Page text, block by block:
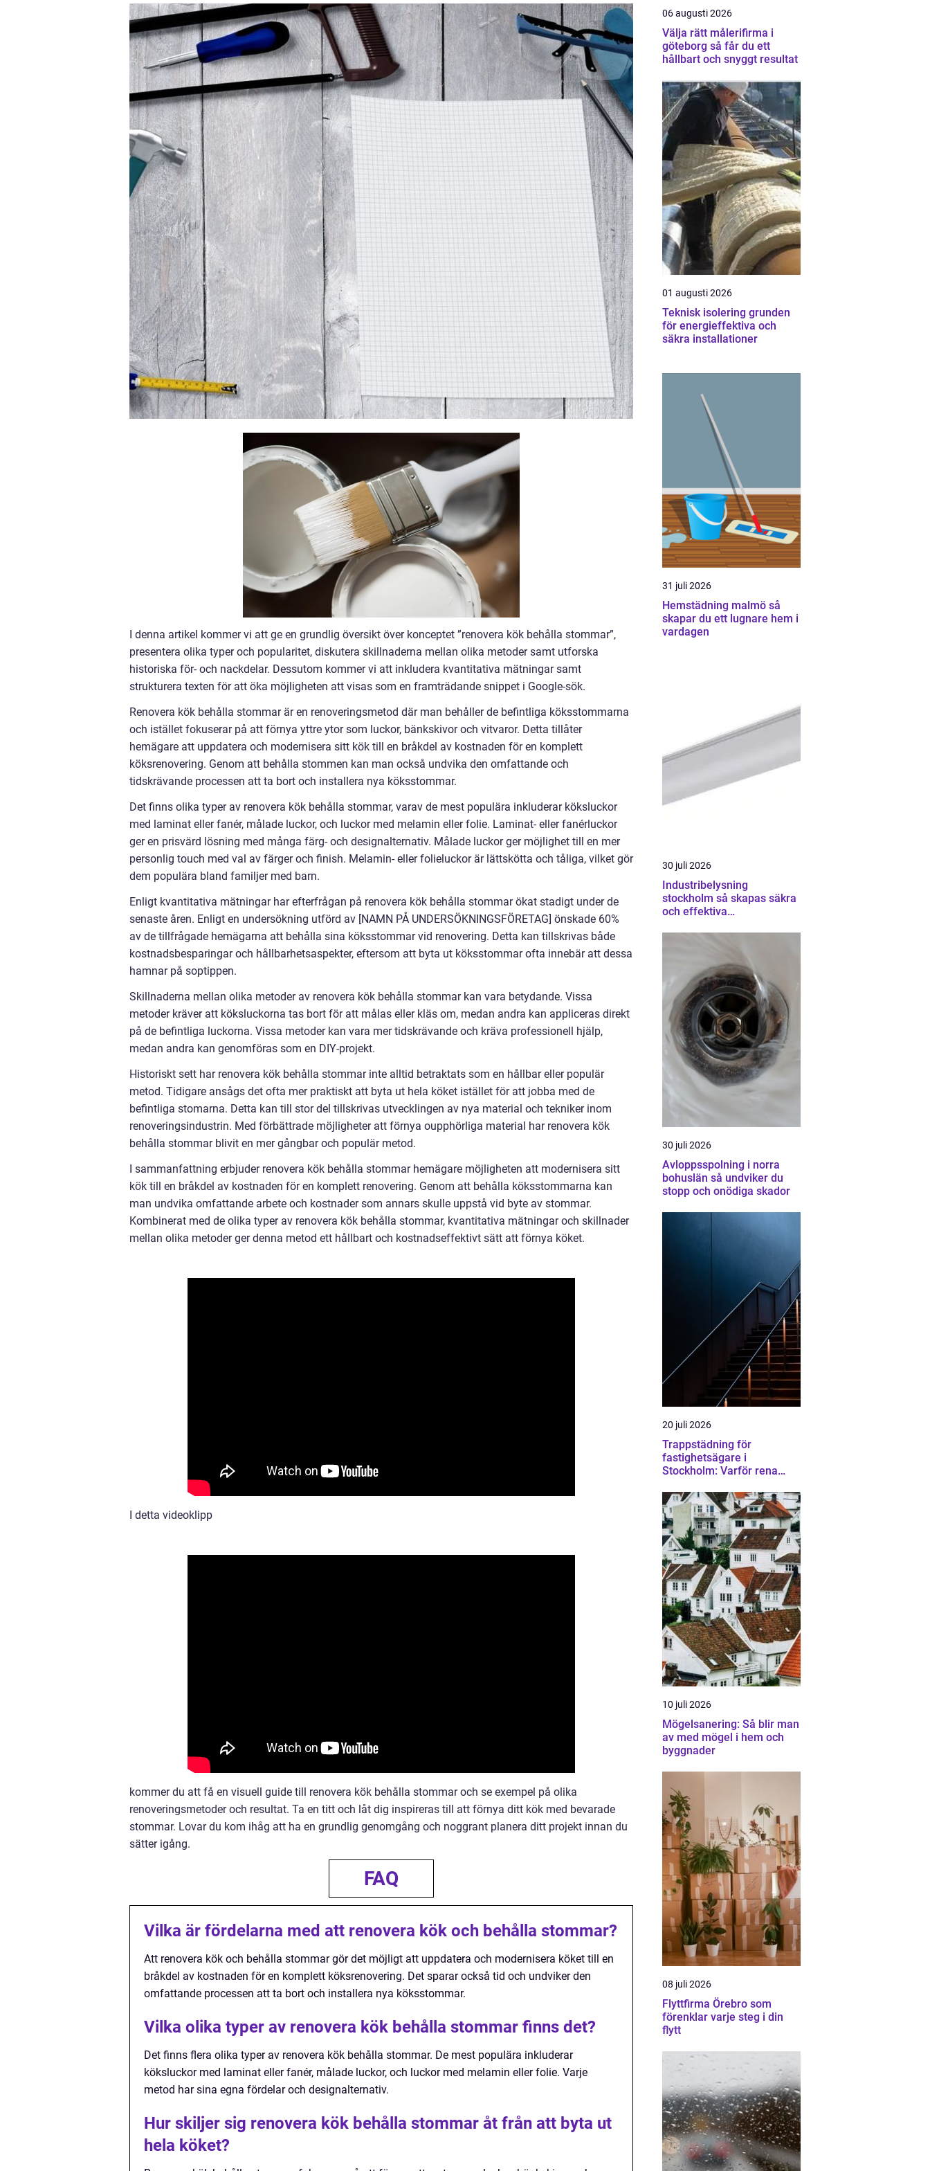
I denna artikel kommer vi att ge en grundlig översikt över konceptet ”renovera kök behålla stommar”,
presentera olika typer och popularitet, diskutera skillnaderna mellan olika metoder samt utforska
historiska för- och nackdelar. Dessutom kommer vi att inkludera kvantitativa mätningar samt
strukturera texten för att öka möjligheten att visas som en framträdande snippet i Google-sök.
Renovera kök behålla stommar är en renoveringsmetod där man behåller de befintliga köksstommarna
och istället fokuserar på att förnya yttre ytor som luckor, bänkskivor och vitvaror. Detta tillåter
hemägare att uppdatera och modernisera sitt kök till en bråkdel av kostnaden för en komplett
köksrenovering. Genom att behålla stommen kan man också undvika den omfattande och
tidskrävande processen att ta bort och installera nya köksstommar.
Det finns olika typer av renovera kök behålla stommar, varav de mest populära inkluderar köksluckor
med laminat eller fanér, målade luckor, och luckor med melamin eller folie. Laminat- eller fanérluckor
ger en prisvärd lösning med många färg- och designalternativ. Målade luckor ger möjlighet till en mer
personlig touch med val av färger och finish. Melamin- eller folieluckor är lättskötta och tåliga, vilket gör
dem populära bland familjer med barn.
Enligt kvantitativa mätningar har efterfrågan på renovera kök behålla stommar ökat stadigt under de
senaste åren. Enligt en undersökning utförd av [NAMN PÅ UNDERSÖKNINGSFÖRETAG] önskade 60%
av de tillfrågade hemägarna att behålla sina köksstommar vid renovering. Detta kan tillskrivas både
kostnadsbesparingar och hållbarhetsaspekter, eftersom att byta ut köksstommar ofta innebär att dessa
hamnar på soptippen.
Skillnaderna mellan olika metoder av renovera kök behålla stommar kan vara betydande. Vissa
metoder kräver att köksluckorna tas bort för att målas eller kläs om, medan andra kan appliceras direkt
på de befintliga luckorna. Vissa metoder kan vara mer tidskrävande och kräva professionell hjälp,
medan andra kan genomföras som en DIY-projekt.
Historiskt sett har renovera kök behålla stommar inte alltid betraktats som en hållbar eller populär
metod. Tidigare ansågs det ofta mer praktiskt att byta ut hela köket istället för att jobba med de
befintliga stomarna. Detta kan till stor del tillskrivas utvecklingen av nya material och tekniker inom
renoveringsindustrin. Med förbättrade möjligheter att förnya oupphörliga material har renovera kök
behålla stommar blivit en mer gångbar och populär metod.
I sammanfattning erbjuder renovera kök behålla stommar hemägare möjligheten att modernisera sitt
kök till en bråkdel av kostnaden för en komplett renovering. Genom att behålla köksstommarna kan
man undvika omfattande arbete och kostnader som annars skulle uppstå vid byte av stommar.
Kombinerat med de olika typer av renovera kök behålla stommar, kvantitativa mätningar och skillnader
mellan olika metoder ger denna metod ett hållbart och kostnadseffektivt sätt att förnya köket.
I detta videoklipp
kommer du att få en visuell guide till renovera kök behålla stommar och se exempel på olika
renoveringsmetoder och resultat. Ta en titt och låt dig inspireras till att förnya ditt kök med bevarade
stommar. Lovar du kom ihåg att ha en grundlig genomgång och noggrant planera ditt projekt innan du
sätter igång.
FAQ
Vilka är fördelarna med att renovera kök och behålla stommar?
Att renovera kök och behålla stommar gör det möjligt att uppdatera och modernisera köket till en
bråkdel av kostnaden för en komplett köksrenovering. Det sparar också tid och undviker den
omfattande processen att ta bort och installera nya köksstommar.
Vilka olika typer av renovera kök behålla stommar finns det?
Det finns flera olika typer av renovera kök behålla stommar. De mest populära inkluderar
köksluckor med laminat eller fanér, målade luckor, och luckor med melamin eller folie. Varje
metod har sina egna fördelar och designalternativ.
Hur skiljer sig renovera kök behålla stommar åt från att byta ut
hela köket?
06 augusti 2026
Välja rätt målerifirma i
göteborg så får du ett
hållbart och snyggt resultat
01 augusti 2026
Teknisk isolering grunden
för energieffektiva och
säkra installationer
31 juli 2026
Hemstädning malmö så
skapar du ett lugnare hem i
vardagen
30 juli 2026
Industribelysning
stockholm så skapas säkra
och effektiva
30 juli 2026
Avloppsspolning i norra
bohuslän så undviker du
stopp och onödiga skador
20 juli 2026
Trappstädning för
fastighetsägare i
Stockholm: Varför rena
än du tror
10 juli 2026
Mögelsanering: Så blir man
av med mögel i hem och
byggnader
08 juli 2026
Flyttfirma Örebro som
förenklar varje steg i din
flytt